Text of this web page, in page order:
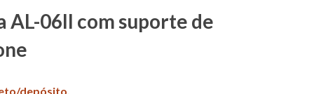
AL-06II com suporte de
depósito.